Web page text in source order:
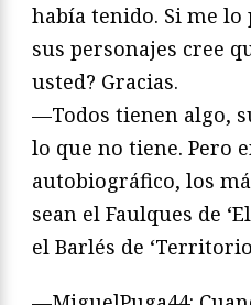
había tenido. Si me lo
sus personajes cree
usted? Gracias.
—Todos tienen algo,
lo que no tiene. Pero
autobiográfico, los
sean el Faulques de
el Barlés de